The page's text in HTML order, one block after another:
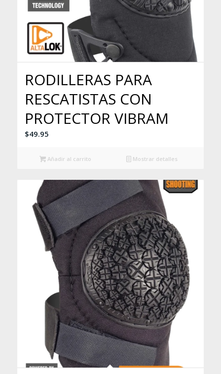
RODILLERAS PARA
RESCATISTAS CON
PROTECTOR VIBRAM
$49.95
Añadir al carrito Mostrar detalles